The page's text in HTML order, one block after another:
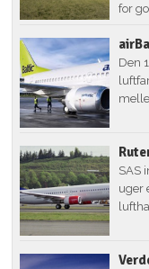
for
Den
SAS
uger